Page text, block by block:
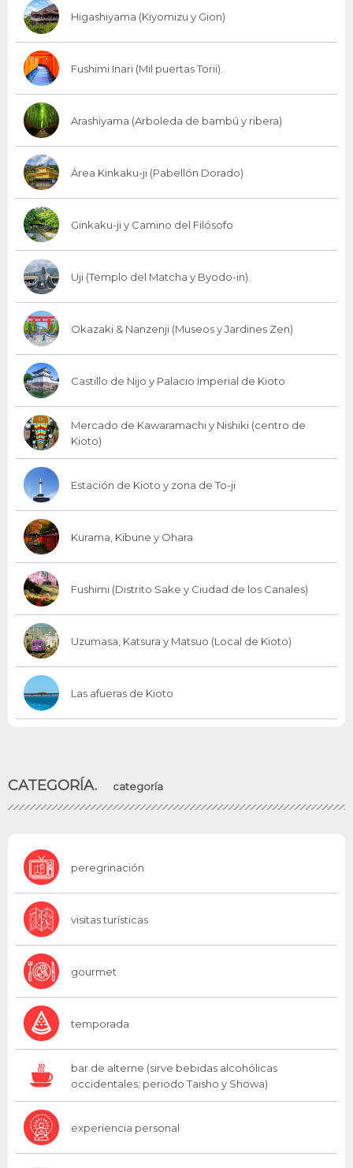
Higashiyama (Kiyomizu y Gion)
Fushimi Inari (Mil puertas Torii).
Arashiyama (Arboleda de bambú y ribera)
Área Kinkaku-ji (Pabellón Dorado)
Ginkaku-ji y Camino del Filósofo
Uji (Templo del Matcha y Byodo-in).
Okazaki & Nanzenji (Museos y Jardines Zen)
Castillo de Nijo y Palacio Imperial de Kioto
Mercado de Kawaramachi y Nishiki (centro de
Kioto)
Estación de Kioto y zona de To-ji
Kurama, Kibune y Ohara
Fushimi (Distrito Sake y Ciudad de los Canales)
Uzumasa, Katsura y Matsuo (Local de Kioto)
Las afueras de Kioto
CATEGORÍA. categoría
peregrinación
visitas turísticas
gourmet
temporada
bar de alterne (sirve bebidas alcohólicas
occidentales; periodo Taisho y Showa)
experiencia personal